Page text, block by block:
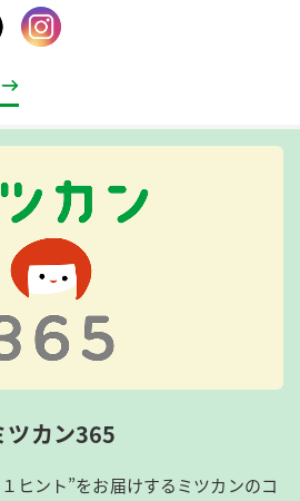
ツカン365
ヒント”をお届けするミツカンのコ